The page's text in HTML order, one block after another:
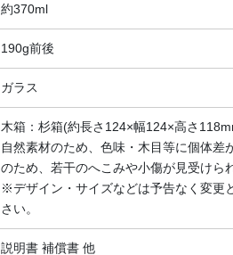
約370ml
190g前後
ガラス
木箱：杉箱(約長さ124×幅124×高さ
自然素材のため、色味・木目等に個体
のため、若干のへこみや小傷が見受けら
※デザイン・サイズなどは予告なく変更
さい。
説明書 補償書 他